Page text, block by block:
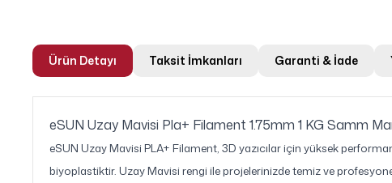
Ürün Detayı Taksit İmkanları Garanti & İade
eSUN Uzay Mavisi Pla+ Filament 1.75mm 1 KG Samm
eSUN Uzay Mavisi PLA+ Filament, 3D yazıcılar için yüksek
biyoplastiktir. Uzay Mavisi rengi ile projelerinizde temiz ve